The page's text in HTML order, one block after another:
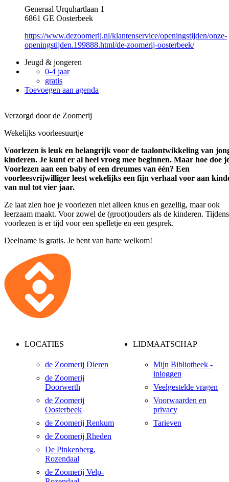
Generaal Urquhartlaan 1
6861 GE Oosterbeek
https://www.dezoomerij.nl/klantenservice/openingstijden/onze-
openingstijden.199888.html/de-zoomerij-oosterbeek/
Jeugd & jongeren
0-4 jaar
gratis
Toevoegen aan agenda
Verzorgd door de Zoomerij
Wekelijks voorleesuurtje
Voorlezen is leuk en belangrijk voor de taalontwikkeling van
kinderen. Je kunt er al heel vroeg mee beginnen. Maar hoe doe
Voorlezen aan een baby of een dreumes van één? Een
voorleesvrijwilliger leest wekelijks een fijn verhaal voor aan
van nul tot vier jaar.
Ze laat zien hoe je voorlezen niet alleen knus en gezellig, maar ook
leerzaam maakt. Voor zowel de (groot)ouders als de kinderen.
voorlezen is er tijd voor een spelletje en een gesprek.
Deelname is gratis. Je bent van harte welkom!
LOCATIES
de Zoomerij Dieren
de Zoomerij
Doorwerth
de Zoomerij
Oosterbeek
de Zoomerij Renkum
de Zoomerij Rheden
De Pinkenberg,
Rozendaal
de Zoomerij Velp-
LIDMAATSCHAP
Mijn Bibliotheek -
inloggen
Veelgestelde vragen
Voorwaarden en
privacy
Tarieven